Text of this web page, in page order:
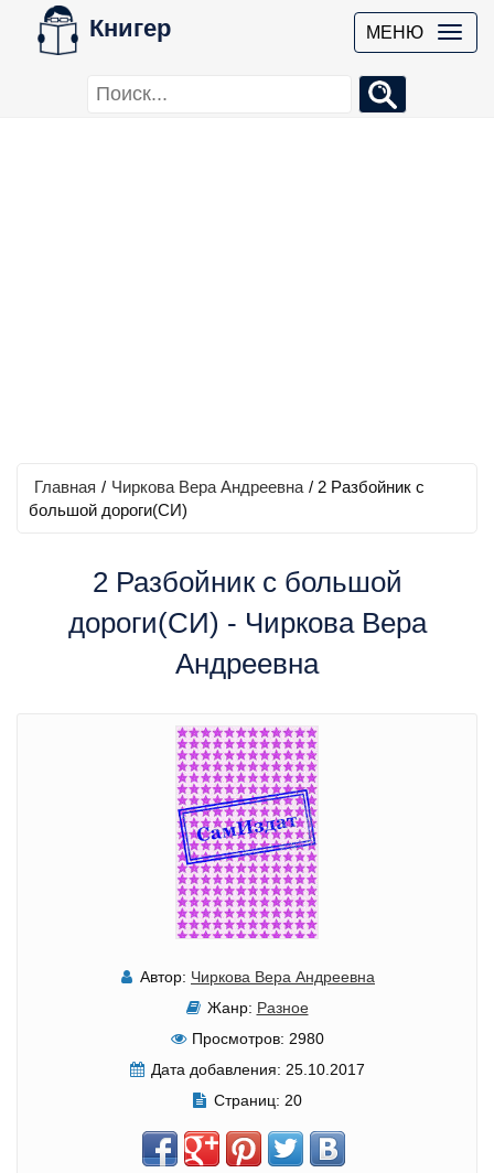
Книгер МЕНЮ
Главная / Чиркова Вера Андреевна / 2 Разбойник с
большой дороги(СИ)
2 Разбойник с большой
дороги(СИ) - Чиркова Вера
Андреевна
Автор: Чиркова Вера Андреевна
Жанр: Разное
Просмотров: 2980
Дата добавления: 25.10.2017
Страниц: 20